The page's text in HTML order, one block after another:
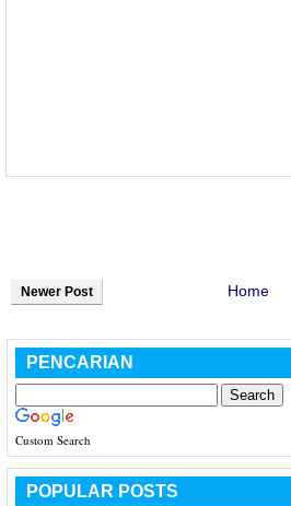
Newer Post Home
PENCARIAN
Custom Search
POPULAR POSTS